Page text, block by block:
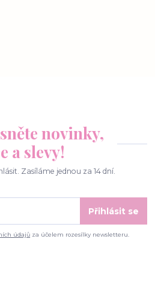
novinky,
a slevy!
Zasíláme jednou za 14 dní.
Přihlásit se
údajů za účelem rozesílky newsletteru.